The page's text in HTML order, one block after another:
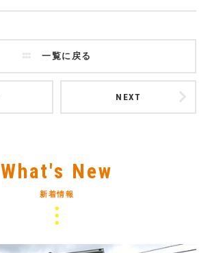
一覧に戻る
NEXT
What's New
新着情報